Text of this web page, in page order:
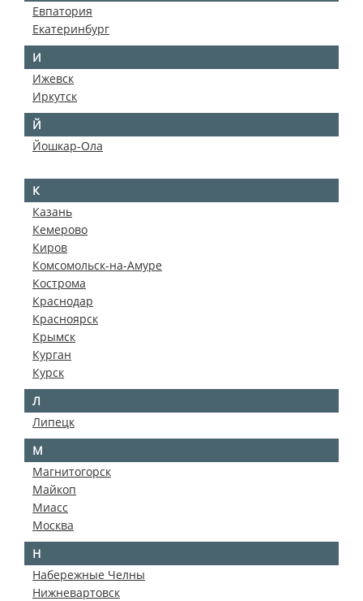
Евпатория
Екатеринбург
И
Ижевск
Иркутск
Й
Йошкар-Ола
К
Казань
Кемерово
Киров
Комсомольск-на-Амуре
Кострома
Краснодар
Красноярск
Крымск
Курган
Курск
Л
Липецк
М
Магнитогорск
Майкоп
Миасс
Москва
Н
Набережные Челны
Нижневартовск